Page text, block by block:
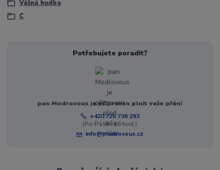
Vážná hudba
C
Potřebujete poradit?
pan Modrovous je připraven plnit vaše přání
+420 725 736 293
(Po-Pá, 8 - 16 hod.)
info@modrovous.cz